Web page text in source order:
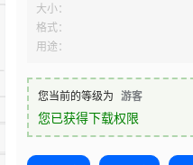
大小：
格式：
用途：
您当前的等级为 游客
您已获得下载权限